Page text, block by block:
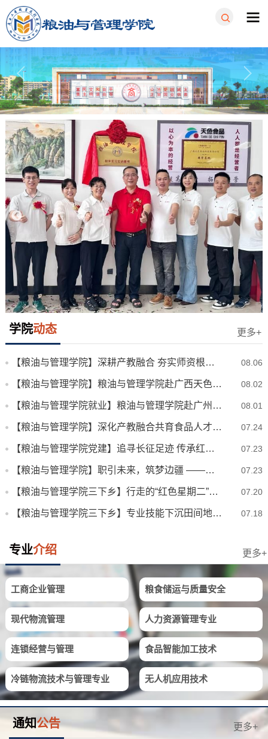
【粮油与管理学院】粮油与管理学院...
学院动态 更多+
【粮油与管理学院】深耕产教融合 夯实师资根基——粮油与管理学院走访慰问暑期实践师生 08.06
【粮油与管理学院】粮油与管理学院赴广西天色食品科技有限公司开展校外实习实训基地挂牌暨校企合作洽谈活动 08.02
【粮油与管理学院就业】粮油与管理学院赴广州、东莞开展访企拓岗及就业走访活动 08.01
【粮油与管理学院】深化产教融合共育食品人才 —— 粮油与管理学院赴轩妈南宁工厂开展校企合作实习实训基地挂牌 07.24
【粮油与管理学院党建】追寻长征足迹 传承红色基因—— 粮油与管理学院学生第一、第二党支部开展主题党日活动 07.23
【粮油与管理学院】职引未来，筑梦边疆 ——灯塔辅导员工作室、树人有约辅导员工作室联合开展暑期“三下乡”社会实践 07.23
【粮油与管理学院三下乡】行走的“红色星期二”——粮油与管理学院“赓续长征护粮魂·科技储粮保安全”实践团开展沉浸式长征历史学习教育活动 07.20
【粮油与管理学院三下乡】专业技能下沉田间地头，实干守护乡村粮安民安——粮油与管理学院“赓续长征护粮魂·科技储粮保安全”实践团开展专业检测服务活动 07.18
专业介绍 更多+
工商企业管理 粮食储运与质量安全
现代物流管理 人力资源管理专业
连锁经营与管理 食品智能加工技术
冷链物流技术与管理专业 无人机应用技术
通知公告 更多+